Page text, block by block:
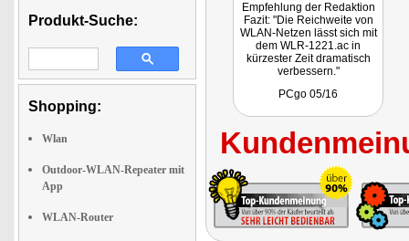
Produkt-Suche:
Shopping:
Wlan
Outdoor-WLAN-Repeater mit
App
WLAN-Router
Empfehlung der Redaktion
Fazit: "Die Reichweite von
WLAN-Netzen lässt sich mit
dem WLR-1221.ac in
kürzester Zeit dramatisch
verbessern."
PCgo 05/16